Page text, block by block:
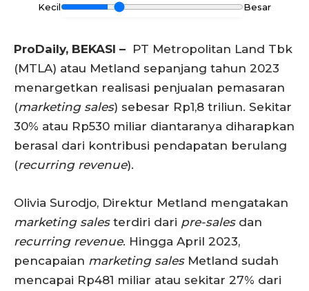
Kecil Besar
ProDaily, BEKASI – PT Metropolitan Land Tbk
(MTLA) atau Metland sepanjang tahun 2023
menargetkan realisasi penjualan pemasaran
(marketing sales) sebesar Rp1,8 triliun. Sekitar
30% atau Rp530 miliar diantaranya diharapkan
berasal dari kontribusi pendapatan berulang
(recurring revenue).
Olivia Surodjo, Direktur Metland mengatakan
marketing salesterdiri dari pre-salesdan
recurring revenue. Hingga April 2023,
pencapaian marketing salesMetland sudah
mencapai Rp481 miliar atau sekitar 27% dari